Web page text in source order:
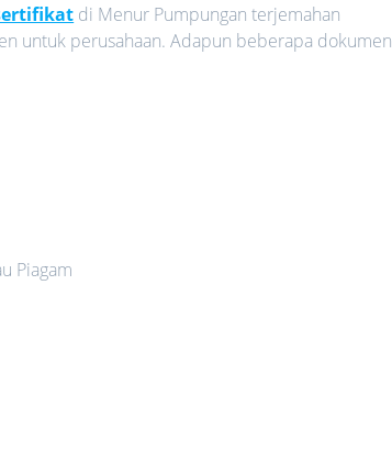
di Menur Pumpungan terjemahan
untuk perusahaan. Adapun beberapa dokumen
Piagam